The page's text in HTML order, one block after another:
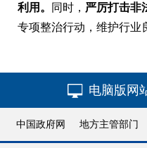
利用。
同时， 严厉打击非
专项整治行动，维护行业
电脑版网
中国政府网 地方主管部门